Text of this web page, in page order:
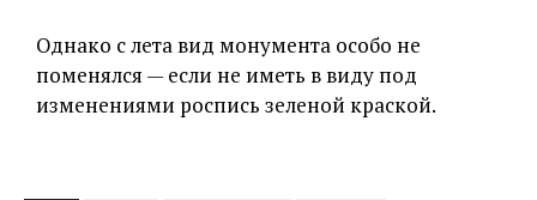
Однако с лета вид монумента особо не
поменялся — если не иметь в виду под
изменениями роспись зеленой краской.